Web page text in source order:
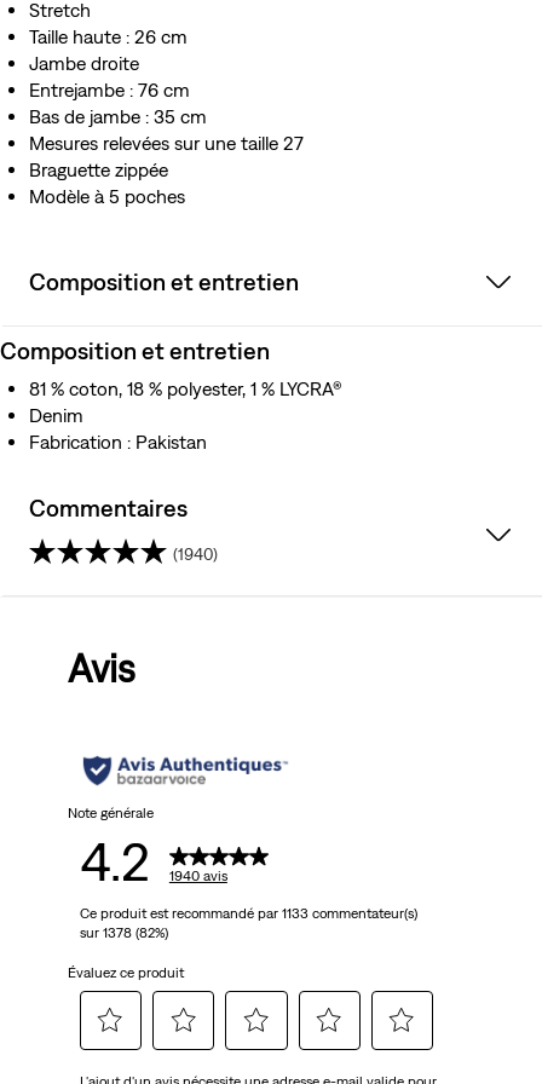
Stretch
Taille haute : 26 cm
Jambe droite
Entrejambe : 76 cm
Bas de jambe : 35 cm
Mesures relevées sur une taille 27
Braguette zippée
Modèle à 5 poches
Composition et entretien
Composition et entretien
81 % coton, 18 % polyester, 1 % LYCRA®
Denim
Fabrication : Pakistan
Commentaires
(1940)
avis
Avis
Note générale
4.2 1940 avis
Ce produit est recommandé par 1133 commentateur(s)
sur 1378 (82%)
Évaluez ce produit